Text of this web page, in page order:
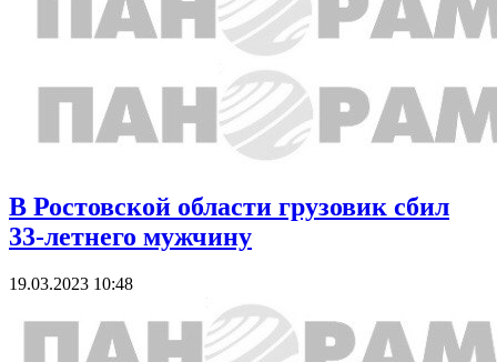
В Ростовской области грузовик сбил
33-летнего мужчину
19.03.2023 10:48